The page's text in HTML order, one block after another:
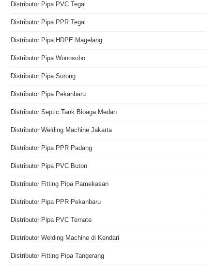
Distributor Pipa PVC Tegal
Distributor Pipa PPR Tegal
Distributor Pipa HDPE Magelang
Distributor Pipa Wonosobo
Distributor Pipa Sorong
Distributor Pipa Pekanbaru
Distributor Septic Tank Bioaga Medan
Distributor Welding Machine Jakarta
Distributor Pipa PPR Padang
Distributor Pipa PVC Buton
Distributor Fitting Pipa Pamekasan
Distributor Pipa PPR Pekanbaru
Distributor Pipa PVC Ternate
Distributor Welding Machine di Kendari
Distributor Fitting Pipa Tangerang